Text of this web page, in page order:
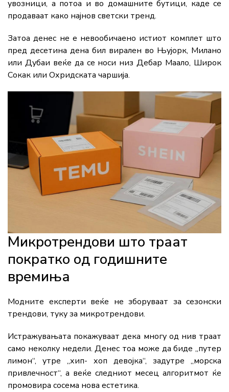
увозници, а потоа и во домашните бутици, каде се
продаваат како најнов светски тренд.
Затоа денес не е невообичаено истиот комплет што
пред десетина дена бил вирален во Њујорк, Милано
или Дубаи веќе да се носи низ Дебар Маало, Широк
Сокак или Охридската чаршија.
Микротрендови што траат
пократко од годишните
времиња
Модните експерти веќе не зборуваат за сезонски
трендови, туку за микротрендови.
Истражувањата покажуваат дека многу од нив траат
само неколку недели. Денес тоа може да биде „путер
лимон“, утре „хип- хоп девојка“, задутре „морска
привлечност“, а веќе следниот месец алгоритмот ќе
промовира сосема нова естетика.